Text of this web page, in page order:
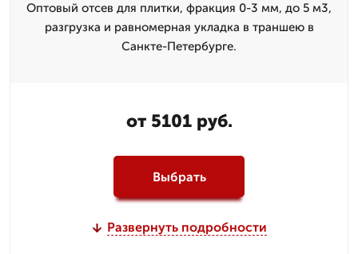
Оптовый отсев для плитки, фракция 0-3 мм, до 5 м3,
разгрузка и равномерная укладка в траншею в
Санкте-Петербурге.
от 5101 руб.
Выбрать
Развернуть подробности